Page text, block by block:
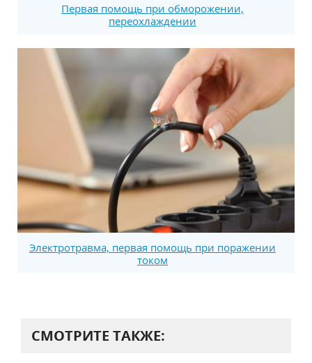
Первая помощь при обморожении,
переохлаждении
Электротравма, первая помощь при поражении
током
СМОТРИТЕ ТАКЖЕ: